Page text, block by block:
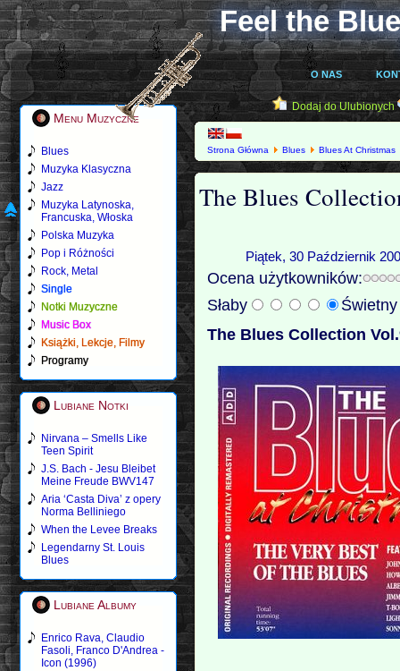
Feel the
O NAS
Menu Muzyczne
Blues
Muzyka Klasyczna
Jazz
Muzyka Latynoska,
Francuska, Włoska
Polska Muzyka
Pop i Różności
Rock, Metal
Single
Notki Muzyczne
Music Box
Książki, Lekcje, Filmy
Programy
Lubiane Notki
Nirvana – Smells Like
Teen Spirit
J.S. Bach - Jesu Bleibet
Meine Freude BWV147
Aria ‘Casta Diva’ z opery
Norma Belliniego
When the Levee Breaks
Legendarny St. Louis
Blues
Lubiane Albumy
Enrico Rava, Claudio
Fasoli, Franco D'Andrea -
Icon (1996)
Dodaj do Ulubionych
Strona Główna Blues Blues At Christmas
The Blues
Piątek, 30 Październik
Ocena użytkowników:
Słaby
The Blues Collection